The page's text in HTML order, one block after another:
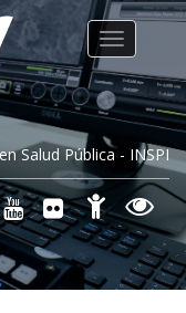
Salud Pública - INSPI
Toggle